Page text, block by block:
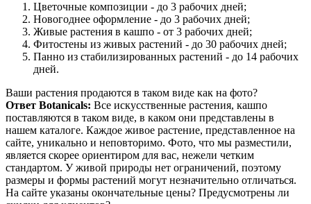
Цветочные композиции - до 3 рабочих дней;
Новогоднее оформление - до 3 рабочих дней;
Живые растения в кашпо - от 3 рабочих дней;
Фитостены из живых растений - до 30 рабочих дней;
Панно из стабилизированных растений - до 14 рабочих
дней.
Ваши растения продаются в таком виде как на фото?
Ответ Botanicals: Все искусственные растения, кашпо
поставляются в таком виде, в каком они представлены в
нашем каталоге. Каждое живое растение, представленное на
сайте, уникально и неповторимо. Фото, что мы разместили,
является скорее ориентиром для вас, нежели четким
стандартом. У живой природы нет ограничений, поэтому
размеры и формы растений могут незначительно отличаться.
На сайте указаны окончательные цены? Предусмотрены ли